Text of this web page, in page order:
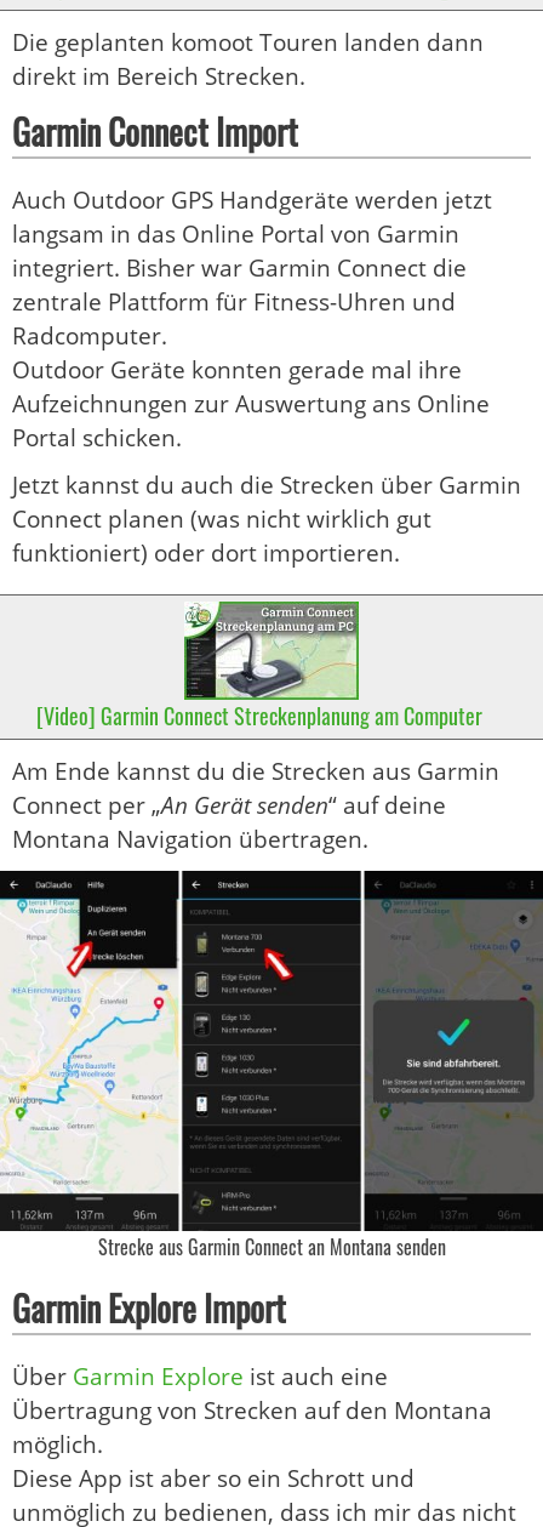
Die geplanten komoot Touren landen dann
direkt im Bereich Strecken.
Garmin Connect Import
Auch Outdoor GPS Handgeräte werden jetzt
langsam in das Online Portal von Garmin
integriert. Bisher war Garmin Connect die
zentrale Plattform für Fitness-Uhren und
Radcomputer.
Outdoor Geräte konnten gerade mal ihre
Aufzeichnungen zur Auswertung ans Online
Portal schicken.
Jetzt kannst du auch die Strecken über Garmin
Connect planen (was nicht wirklich gut
funktioniert) oder dort importieren.
[Video] Garmin Connect Streckenplanung am Computer
Am Ende kannst du die Strecken aus Garmin
Connect per „An Gerät senden“ auf deine
Montana Navigation übertragen.
Strecke aus Garmin Connect an Montana senden
Garmin Explore Import
Über Garmin Explore ist auch eine
Übertragung von Strecken auf den Montana
möglich.
Diese App ist aber so ein Schrott und
unmöglich zu bedienen, dass ich mir das nicht